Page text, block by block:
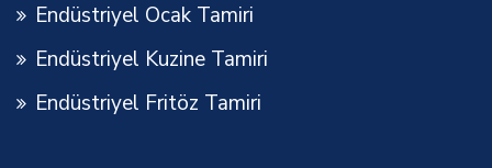
Endüstriyel Ocak Tamiri
Endüstriyel Kuzine Tamiri
Endüstriyel Fritöz Tamiri